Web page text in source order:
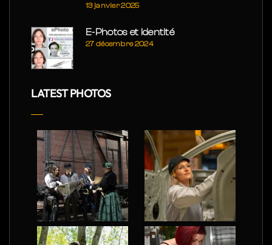
13 janvier 2025
E-Photos et Identité
27 décembre 2024
LATEST PHOTOS